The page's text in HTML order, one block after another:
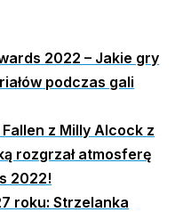
2022 – Jakie gry
podczas gali
z Milly Alcock z
rozgrzał atmosferę
2022!
roku: Strzelanka